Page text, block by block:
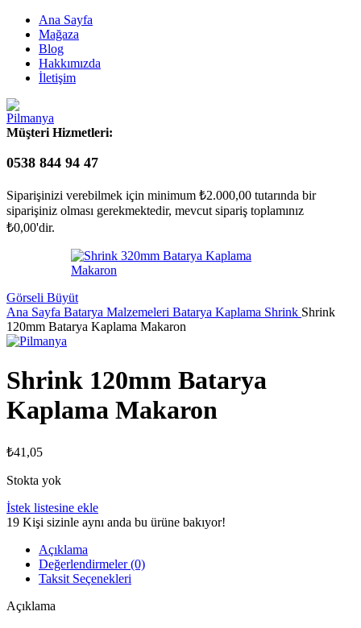
Ana Sayfa
Mağaza
Blog
Hakkımızda
İletişim
Müşteri Hizmetleri:
0538 844 94 47
Siparişinizi verebilmek için minimum ₺2.000,00 tutarında bir
siparişiniz olması gerekmektedir, mevcut sipariş toplamınız
₺0,00'dir.
Görseli Büyüt
Ana Sayfa Batarya Malzemeleri Batarya Kaplama Shrink Shrink
120mm Batarya Kaplama Makaron
Shrink 120mm Batarya
Kaplama Makaron
₺41,05
Stokta yok
İstek listesine ekle
19 Kişi sizinle aynı anda bu ürüne bakıyor!
Açıklama
Değerlendirmeler (0)
Taksit Seçenekleri
Açıklama